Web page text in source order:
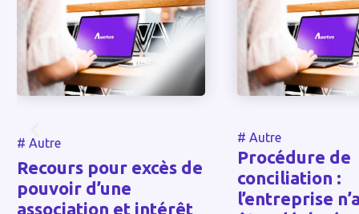
# Autre
Recours pour excès de
pouvoir d’une
association et intérêt
# Autre
Procédure de
conciliation :
l’entreprise